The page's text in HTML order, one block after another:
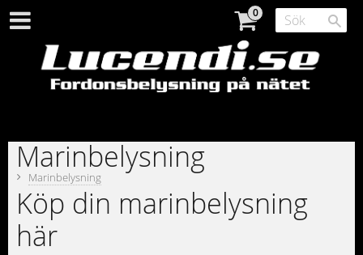
Marinbelysning
Marinbelysning
Köp din marinbelysning
här